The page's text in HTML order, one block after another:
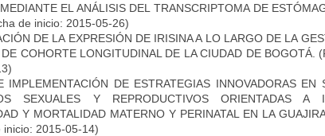
EL ANÁLISIS DEL TRANSCRIPTOMA DE
de inicio: 2015-05-26)
DE LA EXPRESIÓN DE IRISINA A LO LARGO DE LA
COHORTE LONGITUDINAL DE LA CIUDAD DE BOGOTÁ.
IMPLEMENTACIÓN DE ESTRATEGIAS INNOVADORAS EN
SEXUALES Y REPRODUCTIVOS ORIENTADAS A
Y MORTALIDAD MATERNO Y PERINATAL EN LA
inicio: 2015-05-14)